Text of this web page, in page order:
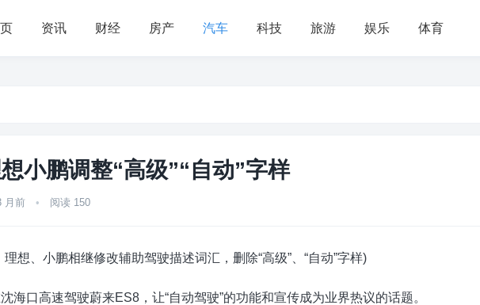
资讯 财经 房产 汽车 科技 旅游 娱乐 体育
小鹏调整“高级”“自动”字样
月前 • 阅读 150
想、小鹏相继修改辅助驾驶描述词汇，删除“高级”、“自动”字样)
海口高速驾驶蔚来ES8，让“自动驾驶”的功能和宣传成为业界热议的话题。